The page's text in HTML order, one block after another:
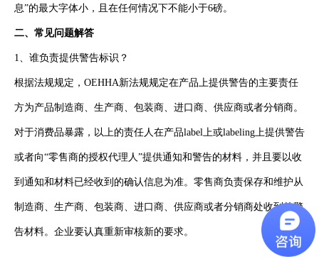
息”的最大字体小，且在任何情况下不能小于6磅。
二、常见问题解答
1、谁负责提供警告标识？
根据法规规定，OEHHA新法规规定在产品上提供警告的主要责任
方为产品制造商、生产商、包装商、进口商、供应商或者分销商。
对于消费品暴露，以上的责任人在产品label上或labeling上提供警告
或者向“零售商的授权代理人”提供通知和警告的材料，并且要以收
到通知和材料已经收到的确认信息为准。零售商负责保存和维护从
制造商、生产商、包装商、进口商、供应商或者分销商处收到的警
告材料。企业要认真重新审核新的要求。